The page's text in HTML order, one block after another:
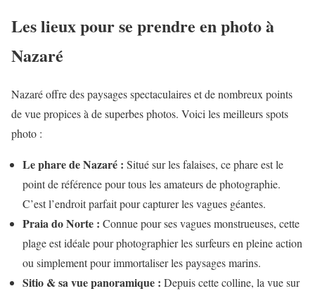
Les lieux pour se prendre en photo à
Nazaré
Nazaré offre des paysages spectaculaires et de nombreux points
de vue propices à de superbes photos. Voici les meilleurs spots
photo :
Le phare de Nazaré : Situé sur les falaises, ce phare est le
point de référence pour tous les amateurs de photographie.
C’est l’endroit parfait pour capturer les vagues géantes.
Praia do Norte : Connue pour ses vagues monstrueuses, cette
plage est idéale pour photographier les surfeurs en pleine action
ou simplement pour immortaliser les paysages marins.
Sitio & sa vue panoramique : Depuis cette colline, la vue sur